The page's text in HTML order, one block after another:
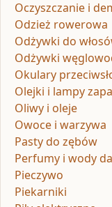
Oczyszczanie i
Odzież rowerowa
Odżywki do
Odżywki
Okulary
Olejki i lampy
Oliwy i oleje
Owoce i warzywa
Pasty do zębów
Perfumy i wody
Pieczywo
Piekarniki